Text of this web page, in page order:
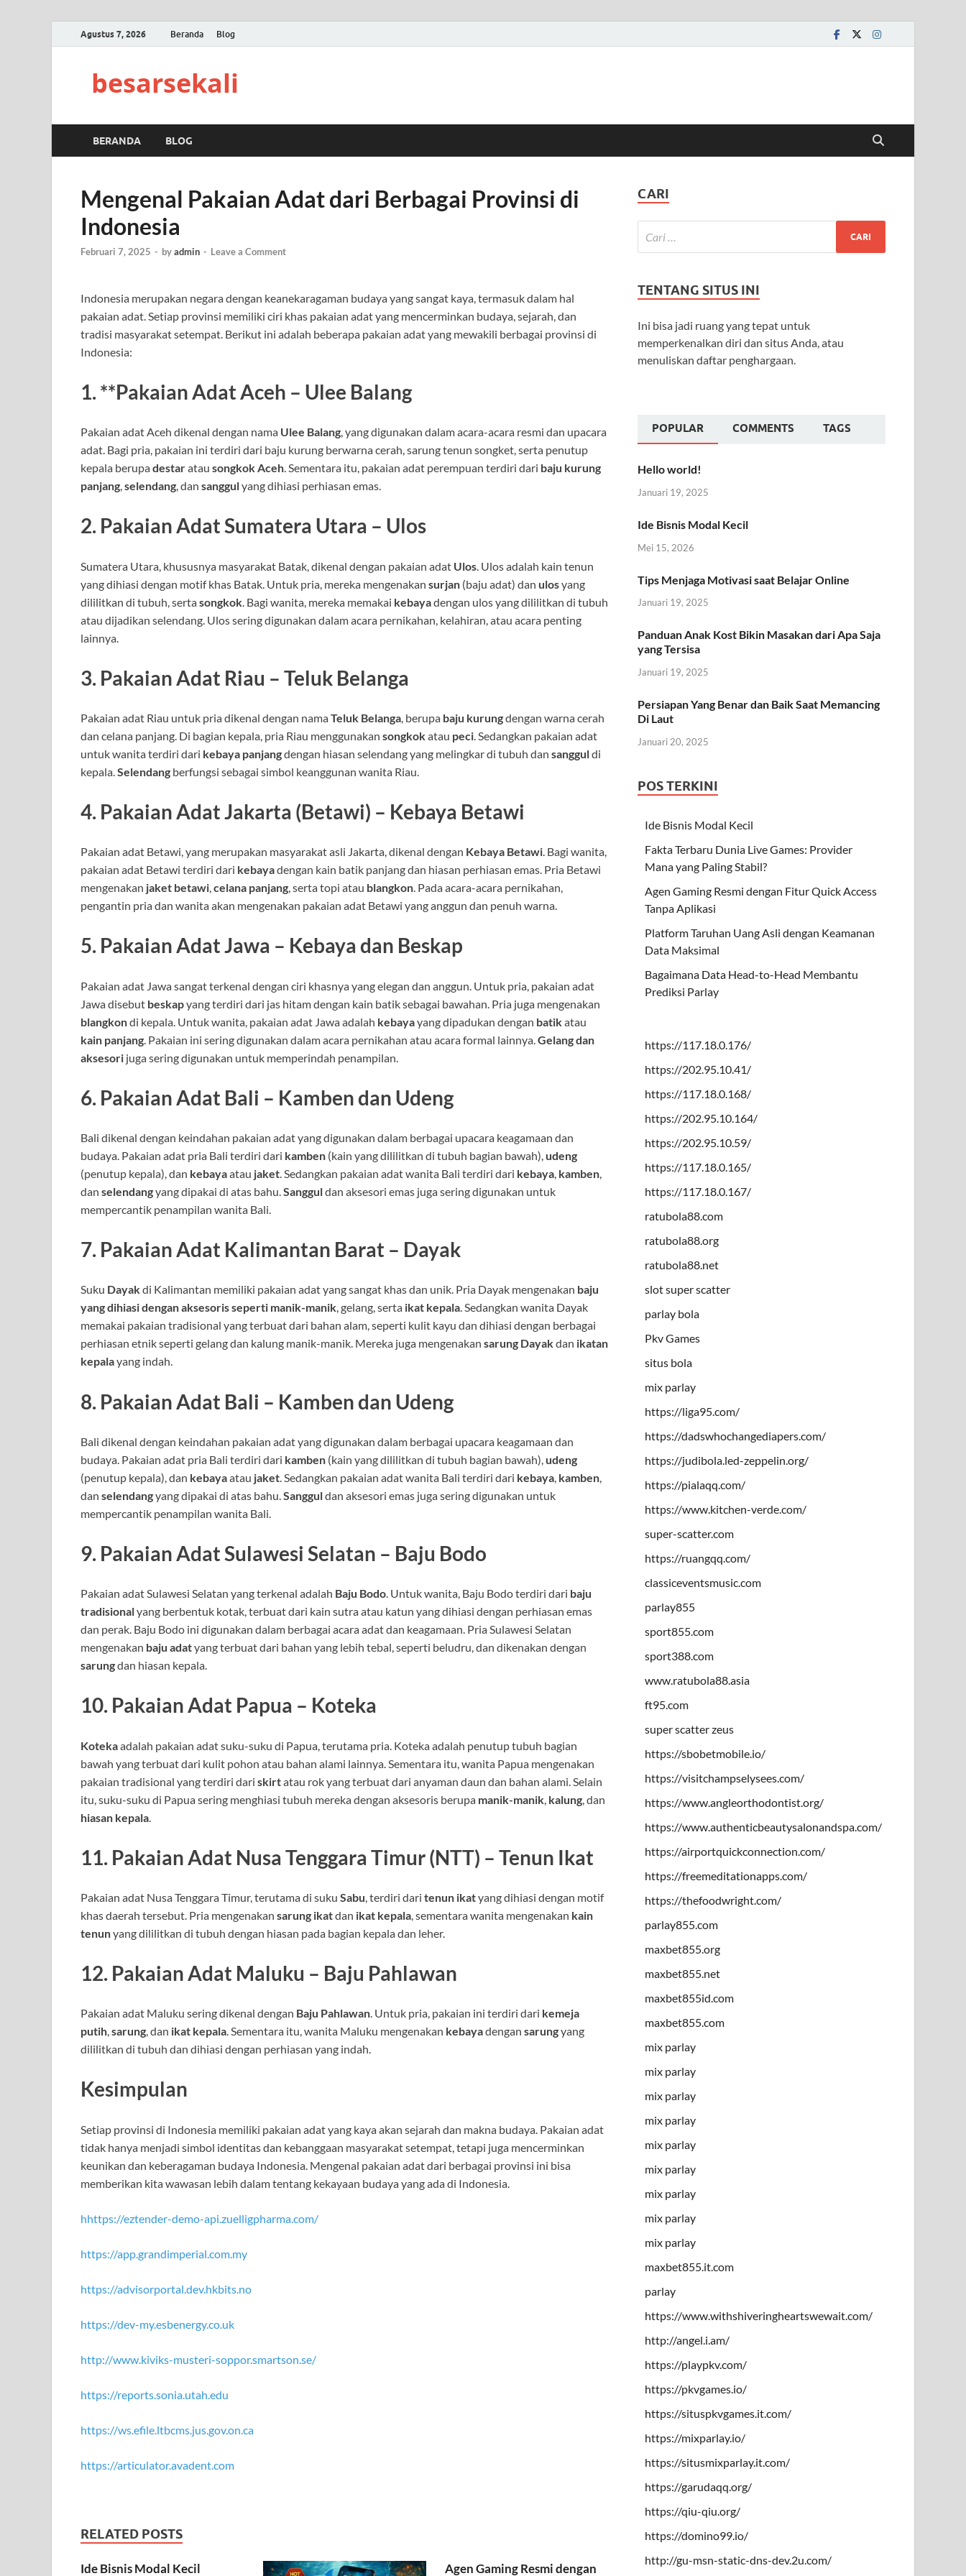
Agustus 7, 2026 Beranda Blog
besarsekali
BERANDA BLOG
Mengenal Pakaian Adat dari Berbagai Provinsi di
Indonesia
Februari 7, 2025 - byadmin - Leave a Comment
Indonesia merupakan negara dengan keanekaragaman budaya yang sangat kaya, termasuk dalam hal
pakaian adat. Setiap provinsi memiliki ciri khas pakaian adat yang mencerminkan budaya, sejarah, dan
tradisi masyarakat setempat. Berikut ini adalah beberapa pakaian adat yang mewakili berbagai provinsi di
Indonesia:
1. **Pakaian Adat Aceh – Ulee Balang
Pakaian adat Aceh dikenal dengan nama Ulee Balang, yang digunakan dalam acara-acara resmi dan upacara
adat. Bagi pria, pakaian ini terdiri dari baju kurung berwarna cerah, sarung tenun songket, serta penutup
kepala berupadestaratau songkok Aceh. Sementara itu, pakaian adat perempuan terdiri dari baju kurung
panjang,selendang, dan sanggulyang dihiasi perhiasan emas.
2. Pakaian Adat Sumatera Utara – Ulos
Sumatera Utara, khususnya masyarakat Batak, dikenal dengan pakaian adat Ulos . Ulos adalah kain tenun
yang dihiasi dengan motif khas Batak. Untuk pria, mereka mengenakan surjan (baju adat) dan ulosyang
dililitkan di tubuh, sertasongkok . Bagi wanita, mereka memakai kebayadengan ulos yang dililitkan di tubuh
atau dijadikan selendang. Ulos sering digunakan dalam acara pernikahan, kelahiran, atau acara penting
lainnya.
3. Pakaian Adat Riau – Teluk Belanga
Pakaian adat Riau untuk pria dikenal dengan namaTeluk Belanga, berupa baju kurungdengan warna cerah
dan celana panjang. Di bagian kepala, pria Riau menggunakan songkokatau peci. Sedangkan pakaian adat
untuk wanita terdiri dari kebaya panjangdengan hiasan selendang yang melingkar di tubuh dan sangguldi
kepala.Selendang berfungsi sebagai simbol keanggunan wanita Riau.
4. Pakaian Adat Jakarta (Betawi) – Kebaya Betawi
Pakaian adat Betawi, yang merupakan masyarakat asli Jakarta, dikenal dengan Kebaya Betawi. Bagi wanita,
pakaian adat Betawi terdiri dari kebayadengan kain batik panjang dan hiasan perhiasan emas. Pria Betawi
mengenakan jaket betawi,celana panjang, serta topi atau blangkon. Pada acara-acara pernikahan,
pengantin pria dan wanita akan mengenakan pakaian adat Betawi yang anggun dan penuh warna.
5. Pakaian Adat Jawa – Kebaya dan Beskap
Pakaian adat Jawa sangat terkenal dengan ciri khasnya yang elegan dan anggun. Untuk pria, pakaian adat
Jawa disebut beskapyang terdiri dari jas hitam dengan kain batik sebagai bawahan. Pria juga mengenakan
blangkondi kepala. Untuk wanita, pakaian adat Jawa adalah kebayayang dipadukan dengan batikatau
kain panjang . Pakaian ini sering digunakan dalam acara pernikahan atau acara formal lainnya. Gelang dan
aksesori juga sering digunakan untuk memperindah penampilan.
6. Pakaian Adat Bali – Kamben dan Udeng
Bali dikenal dengan keindahan pakaian adat yang digunakan dalam berbagai upacara keagamaan dan
budaya. Pakaian adat pria Bali terdiri dari kamben (kain yang dililitkan di tubuh bagian bawah), udeng
(penutup kepala), dan kebayaatau jaket. Sedangkan pakaian adat wanita Bali terdiri dari kebaya, kamben,
dan selendangyang dipakai di atas bahu.Sangguldan aksesori emas juga sering digunakan untuk
mempercantik penampilan wanita Bali.
7. Pakaian Adat Kalimantan Barat – Dayak
Suku Dayakdi Kalimantan memiliki pakaian adat yang sangat khas dan unik. Pria Dayak mengenakan baju
yang dihiasi dengan aksesoris seperti manik-manik, gelang, serta ikat kepala. Sedangkan wanita Dayak
memakai pakaian tradisional yang terbuat dari bahan alam, seperti kulit kayu dan dihiasi dengan berbagai
perhiasan etnik seperti gelang dan kalung manik-manik. Mereka juga mengenakan sarung Dayakdan ikatan
kepalayang indah.
8. Pakaian Adat Bali – Kamben dan Udeng
Bali dikenal dengan keindahan pakaian adat yang digunakan dalam berbagai upacara keagamaan dan
budaya. Pakaian adat pria Bali terdiri dari kamben (kain yang dililitkan di tubuh bagian bawah), udeng
(penutup kepala), dan kebayaatau jaket . Sedangkan pakaian adat wanita Bali terdiri dari kebaya kamben
dan selendangyang dipakai di atas bahu. Sangguldan aksesori emas juga sering digunakan untuk
mempercantik penampilan wanita Bali.
9. Pakaian Adat Sulawesi Selatan – Baju Bodo
Pakaian adat Sulawesi Selatan yang terkenal adalah Baju Bodo. Untuk wanita, Baju Bodo terdiri dari baju
tradisionalyang berbentuk kotak, terbuat dari kain sutra atau katun yang dihiasi dengan perhiasan emas
dan perak. Baju Bodo ini digunakan dalam berbagai acara adat dan keagamaan. Pria Sulawesi Selatan
mengenakan baju adatyang terbuat dari bahan yang lebih tebal, seperti beludru, dan dikenakan dengan
sarungdan hiasan kepala.
10. Pakaian Adat Papua – Koteka
Kotekaadalah pakaian adat suku-suku di Papua, terutama pria. Koteka adalah penutup tubuh bagian
bawah yang terbuat dari kulit pohon atau bahan alami lainnya. Sementara itu, wanita Papua mengenakan
pakaian tradisional yang terdiri dari skirtatau rok yang terbuat dari anyaman daun dan bahan alami. Selain
itu, suku-suku di Papua sering menghiasi tubuh mereka dengan aksesoris berupa manik-manik kalung , dan
hiasan kepala
11. Pakaian Adat Nusa Tenggara Timur (NTT) – Tenun Ikat
Pakaian adat Nusa Tenggara Timur, terutama di suku Sabu, terdiri dari tenun ikatyang dihiasi dengan motif
khas daerah tersebut. Pria mengenakan sarung ikatdan ikat kepala, sementara wanita mengenakan kain
tenunyang dililitkan di tubuh dengan hiasan pada bagian kepala dan leher.
12. Pakaian Adat Maluku – Baju Pahlawan
Pakaian adat Maluku sering dikenal dengan Baju Pahlawan. Untuk pria, pakaian ini terdiri dari kemeja
putih,sarung, dan ikat kepala. Sementara itu, wanita Maluku mengenakan kebayadengan sarungyang
dililitkan di tubuh dan dihiasi dengan perhiasan yang indah.
Kesimpulan
Setiap provinsi di Indonesia memiliki pakaian adat yang kaya akan sejarah dan makna budaya. Pakaian adat
tidak hanya menjadi simbol identitas dan kebanggaan masyarakat setempat, tetapi juga mencerminkan
keunikan dan keberagaman budaya Indonesia. Mengenal pakaian adat dari berbagai provinsi ini bisa
memberikan kita wawasan lebih dalam tentang kekayaan budaya yang ada di Indonesia.
hhttps://eztender-demo-api.zuelligpharma.com/
https://app.grandimperial.com.my
https://advisorportal.dev.hkbits.no
https://dev-my.esbenergy.co.uk
http://www.kiviks-musteri-soppor.smartson.se/
https://reports.sonia.utah.edu
https://ws.efile.ltbcms.jus.gov.on.ca
https://articulator.avadent.com
RELATED POSTS
Ide Bisnis Modal Kecil Agen Gaming Resmi dengan
CARI
TENTANG SITUS INI
Ini bisa jadi ruang yang tepat untuk
memperkenalkan diri dan situs Anda, atau
menuliskan daftar penghargaan.
POPULAR COMMENTS TAGS
Hello world!
Januari 19, 2025
Ide Bisnis Modal Kecil
Mei 15, 2026
Tips Menjaga Motivasi saat Belajar Online
Januari 19, 2025
Panduan Anak Kost Bikin Masakan dari Apa Saja
yang Tersisa
Januari 19, 2025
Persiapan Yang Benar dan Baik Saat Memancing
Di Laut
Januari 20, 2025
POS TERKINI
Ide Bisnis Modal Kecil
Fakta Terbaru Dunia Live Games: Provider
Mana yang Paling Stabil?
Agen Gaming Resmi dengan Fitur Quick Access
Tanpa Aplikasi
Platform Taruhan Uang Asli dengan Keamanan
Data Maksimal
Bagaimana Data Head-to-Head Membantu
Prediksi Parlay
https://117.18.0.176/
https://202.95.10.41/
https://117.18.0.168/
https://202.95.10.164/
https://202.95.10.59/
https://117.18.0.165/
https://117.18.0.167/
ratubola88.com
ratubola88.org
ratubola88.net
slot super scatter
parlay bola
Pkv Games
situs bola
mix parlay
https://liga95.com/
https://dadswhochangediapers.com/
https://judibola.led-zeppelin.org/
https://pialaqq.com/
https://www.kitchen-verde.com/
super-scatter.com
https://ruangqq.com/
classiceventsmusic.com
parlay855
sport855.com
sport388.com
www.ratubola88.asia
ft95.com
super scatter zeus
https://sbobetmobile.io/
https://visitchampselysees.com/
https://www.angleorthodontist.org/
https://www.authenticbeautysalonandspa.com/
https://airportquickconnection.com/
https://freemeditationapps.com/
https://thefoodwright.com/
parlay855.com
maxbet855.org
maxbet855.net
maxbet855id.com
maxbet855.com
mix parlay
mix parlay
mix parlay
mix parlay
mix parlay
mix parlay
mix parlay
mix parlay
mix parlay
maxbet855.it.com
parlay
https://www.withshiveringheartswewait.com/
http://angel.i.am/
https://playpkv.com/
https://pkvgames.io/
https://situspkvgames.it.com/
https://mixparlay.io/
https://situsmixparlay.it.com/
https://garudaqq.org/
https://qiu-qiu.org/
https://domino99.io/
http://gu-msn-static-dns-dev.2u.com/